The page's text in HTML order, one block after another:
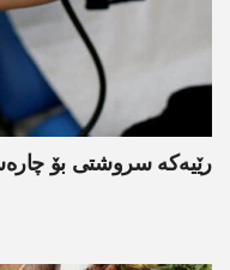
رێیه‌كه‌ سروشتی بۆ